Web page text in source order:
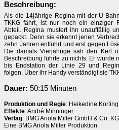
Beschreibung:
Als die 14jährige Regina mit der U-
TKKG fährt, ist nur noch ein einziger
Abteil. Regina mustert ihn unauffällig
gepackt. Denn sie erkennt jenen
zehn Jahren entführt und erst gegen
Die damals Vierjährige sah den Kerl
Beschreibung führte zu nichts. Er wurde
bis Endstation der Linie 29 und
folgen. Über ihr Handy verständigt sie
Dauer: 50:15 Minuten
Produktion und Regie: Heikedine Körting
Effekte: André Minninger
Verlag: BMG Ariola Miller GmbH & Co. KG
Eine BMG Ariola Miller Produktion